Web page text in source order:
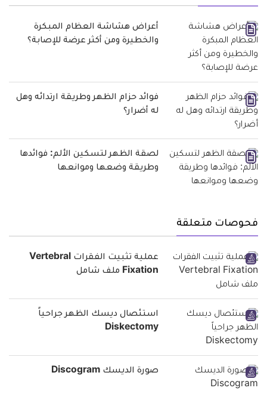
أعراض هشاشة العظام المبكرة
والخطيرة ومن أكثر عرضة للإصابة؟
فوائد حزام الظهر وطريقة ارتدائه وهل
له أضرار؟
لصقة الظهر لتسكين الألم: فوائدها
وطريقة وضعها وموانعها
فحوصات متعلقة
عملية تثبيت الفقرات Vertebral
Fixation ملف شامل
استئصال ديسك الظهر جراحياً
Diskectomy
صورة الديسك Discogram